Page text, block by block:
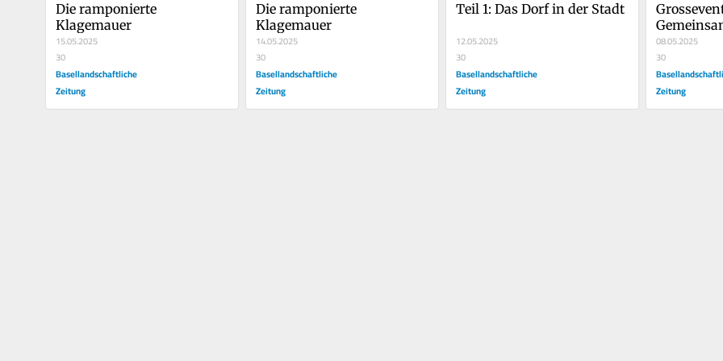
Die ramponierte
Klagemauer
15.05.2025
30
Basellandschaftliche
Zeitung
Die ramponierte
Klagemauer
14.05.2025
30
Basellandschaftliche
Zeitung
Teil 1: Das Dorf in der Stadt
12.05.2025
30
Basellandschaftliche
Zeitung
08.05.2025
30
Zeitung